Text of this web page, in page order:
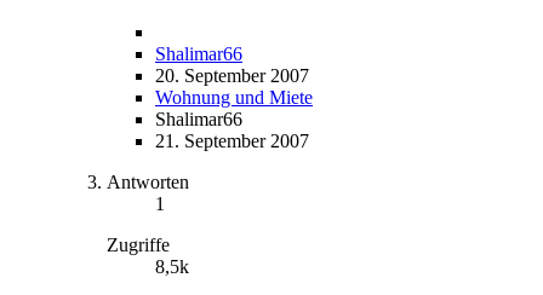
Shalimar66
20. September 2007
Wohnung und Miete
Shalimar66
21. September 2007
Antworten
1
Zugriffe
8,5k